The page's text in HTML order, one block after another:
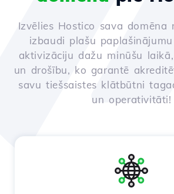
Izvēlies Hostico sava domēna
izbaudi plašu
aktivizāciju dažu minūšu
un drošību, ko garantē
savu tiešsaistes klātbūtni
un operativitāti!